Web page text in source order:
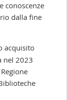
conoscenze
dalla fine
acquisito
nel 2023